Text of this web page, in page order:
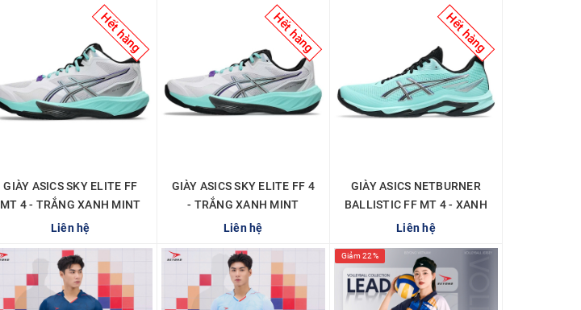
Hết hàng
GIÀY ASICS SKY ELITE FF
MT 4 - TRẮNG XANH MINT
Liên hệ
CHI TIẾT
Hết hàng
GIÀY ASICS SKY ELITE FF 4
- TRẮNG XANH MINT
Liên hệ
CHI TIẾT
Hết hàng
GIÀY ASICS NETBURNER
BALLISTIC FF MT 4 - XANH
MINT ĐEN
Liên hệ
CHI TIẾT
Giảm 22%